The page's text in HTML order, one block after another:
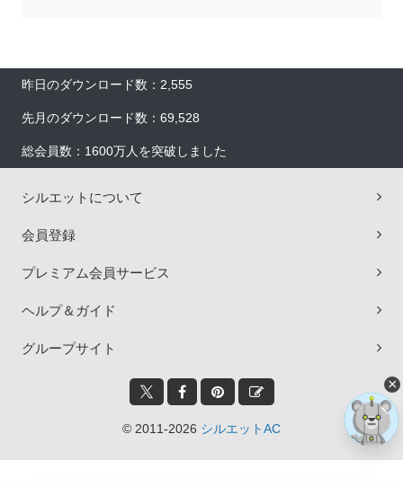
昨日のダウンロード数：2,555
先月のダウンロード数：69,528
総会員数：1600万人を突破しました
シルエットについて
会員登録
プレミアム会員サービス
ヘルプ＆ガイド
グループサイト
© 2011-2026 シルエットAC
×